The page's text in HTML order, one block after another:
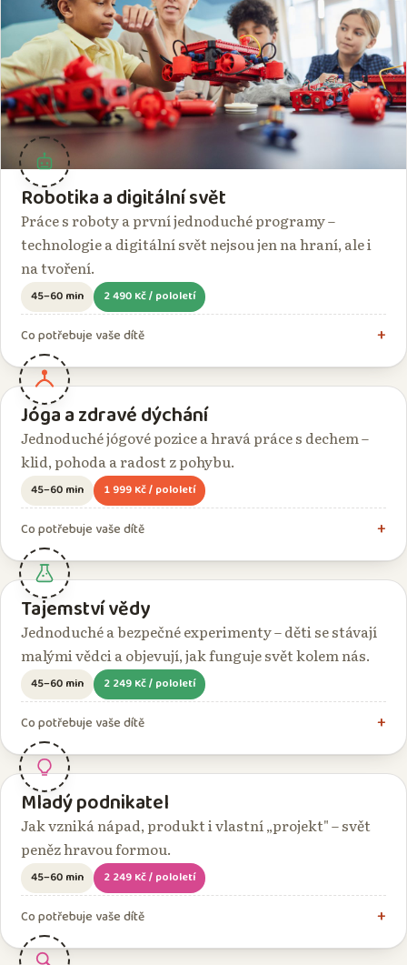
Robotika a digitální svět
Práce s roboty a první jednoduché programy –
technologie a digitální svět nejsou jen na hraní, ale i
na tvoření.
45–60 min 2 490 Kč / pololetí
Co potřebuje vaše dítě
Jóga a zdravé dýchání
Jednoduché jógové pozice a hravá práce s dechem –
klid, pohoda a radost z pohybu.
45–60 min 1 999 Kč / pololetí
Co potřebuje vaše dítě
Tajemství vědy
Jednoduché a bezpečné experimenty – děti se stávají
malými vědci a objevují, jak funguje svět kolem nás.
45–60 min 2 249 Kč / pololetí
Co potřebuje vaše dítě
Mladý podnikatel
Jak vzniká nápad, produkt i vlastní „projekt" – svět
peněz hravou formou.
45–60 min 2 249 Kč / pololetí
Co potřebuje vaše dítě